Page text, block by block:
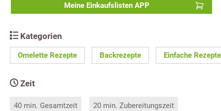
Meine Einkaufslisten APP
Kategorien
Omelette Rezepte Backrezepte Einfache Rezepte
Zeit
40 min. Gesamtzeit 20 min. Zubereitungszeit